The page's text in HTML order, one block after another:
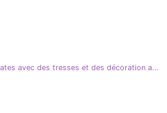
Les tongs des femmes plates avec des tresses et des décoration artiker 56c1337 beige